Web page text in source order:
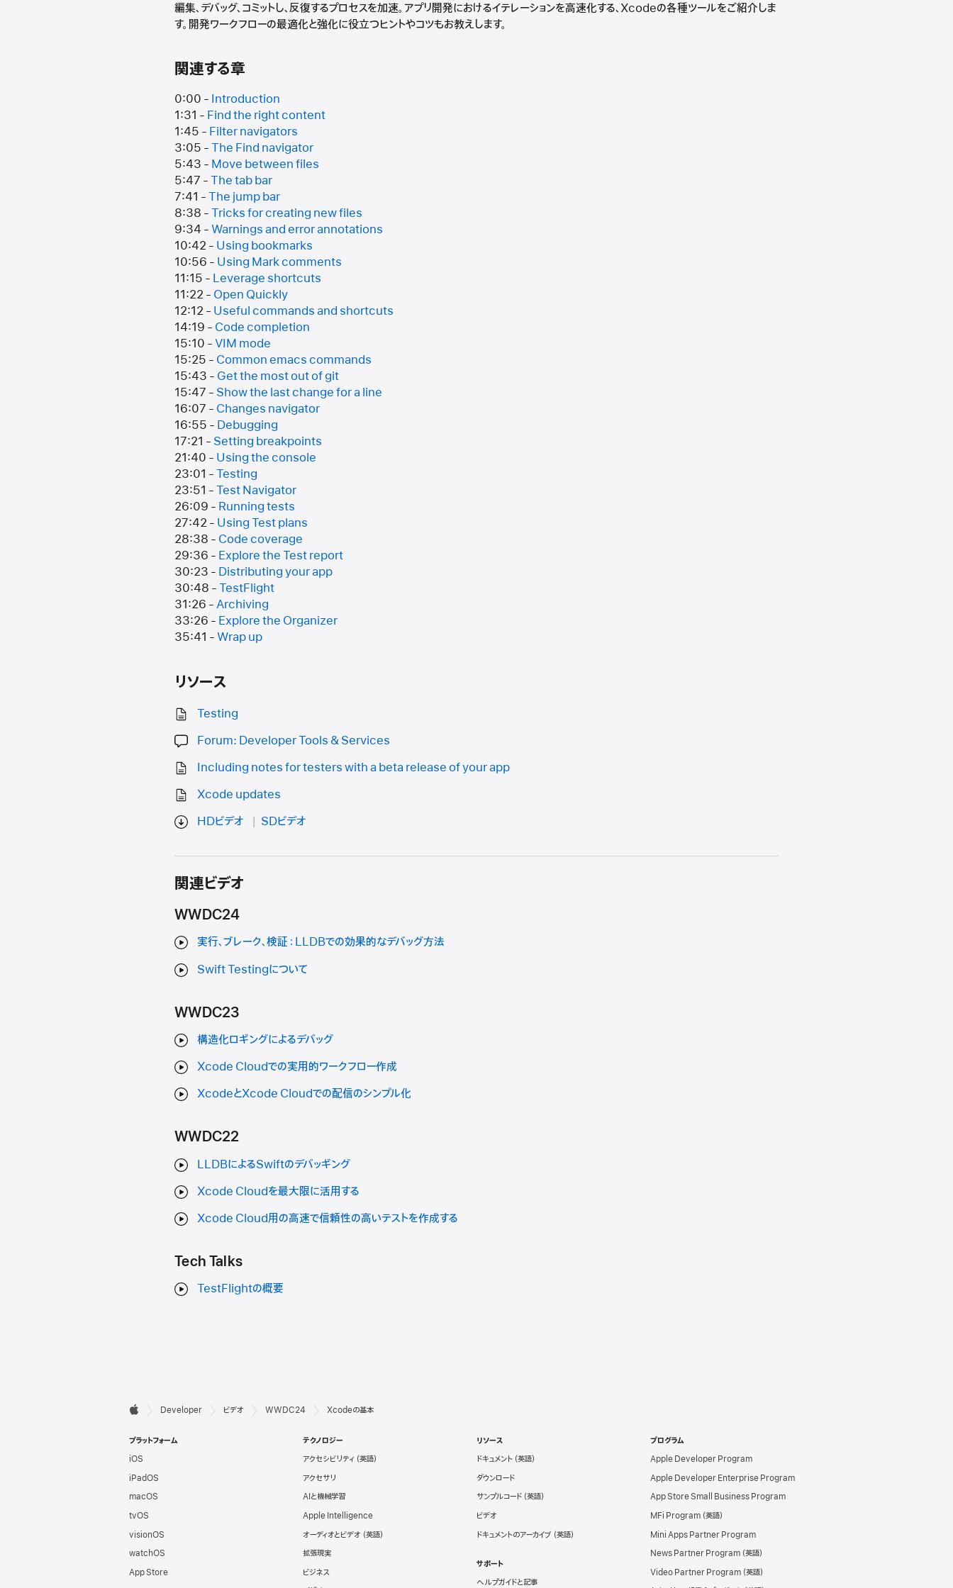
編集、デバッグ、コミットし、反復するプロセスを加速。アプリ開発におけるイテレーションを高速化する、Xcodeの各種ツールをご紹介しま
す。開発ワークフローの最適化と強化に役立つヒントやコツもお教えします。
関連する章
0:00 - Introduction
1:31 - Find the right content
1:45 - Filter navigators
3:05 -The Find navigator
5:43 - Move between files
5:47 -The tab bar
7:41 -The jump bar
8:38 -Tricks for creating new files
9:34 -Warnings and error annotations
10:42 - Using bookmarks
10:56 - Using Mark comments
11:15 - Leverage shortcuts
11:22 - Open Quickly
12:12 - Useful commands and shortcuts
14:19 - Code completion
15:10 -VIM mode
15:25 - Common emacs commands
15:43 - Get the most out of git
15:47 - Show the last change for a line
16:07 - Changes navigator
16:55 - Debugging
17:21 - Setting breakpoints
21:40 - Using the console
23:01 -Testing
23:51 -Test Navigator
26:09 - Running tests
27:42 - Using Test plans
28:38 - Code coverage
29:36 - Explore the Test report
30:23 - Distributing your app
30:48 -TestFlight
31:26 -Archiving
33:26 - Explore the Organizer
35:41 -Wrap up
リソース
Testing
Forum: Developer Tools & Services
Including notes for testers with a beta release of your app
Xcode updates
HDビデオ
SDビデオ
関連ビデオ
WWDC24
実行、ブレーク、検証：LLDBでの効果的なデバッグ方法
Swift Testingについて
WWDC23
構造化ロギングによるデバッグ
Xcode Cloudでの実用的ワークフロー作成
XcodeとXcode Cloudでの配信のシンプル化
WWDC22
LLDBによるSwiftのデバッギング
Xcode Cloudを最大限に活用する
Xcode Cloud用の高速で信頼性の高いテストを作成する
Tech Talks
TestFlightの概要
デ
ベ
ロ
ッ
パ
向

Developer ビデオ WWDC24 Xcodeの基本
プラットフォーム
iOS
iPadOS
macOS
tvOS
visionOS
watchOS
App Store
テクノロジー
アクセシビリティ
アクセサリ
AIと機械学習
Apple Intelligence
オーディオとビデオ
拡張現実
ビジネス
リソース
ドキュメント
ダウンロード
サンプルコード
ビデオ
ドキュメントのアーカイブ
サポート
ヘルプガイドと記事
プログラム
Apple Developer Program
Apple Developer Enterprise Program
App Store Small Business Program
MFi Program
Mini Apps Partner Program
News Partner Program
Video Partner Program